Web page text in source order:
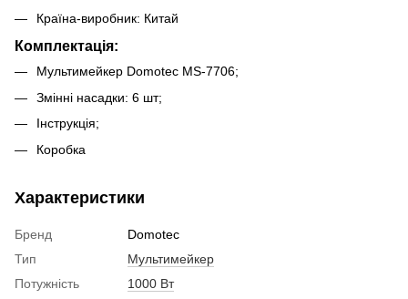
Країна-виробник: Китай
Комплектація:
Мультимейкер Domotec MS-7706;
Змінні насадки: 6 шт;
Інструкція;
Коробка
Характеристики
Бренд
Domotec
Тип
Мультимейкер
Потужність
1000 Вт